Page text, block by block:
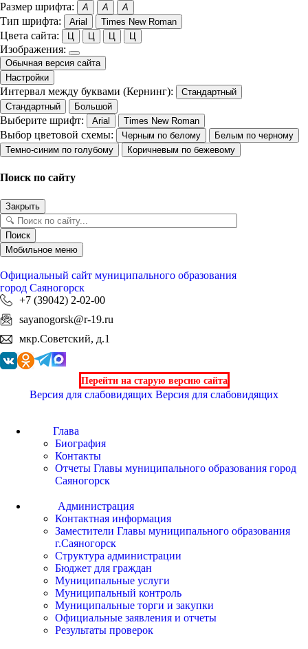
Размер шрифта: A A A
Тип шрифта: Arial Times New Roman
Цвета сайта: Ц Ц Ц Ц
Изображения:
Обычная версия сайта
Настройки
Интервал между буквами (Кернинг):
Стандартный
Стандартный
Большой
Выберите шрифт: Arial Times New Roman
Выбор цветовой схемы: Черным по белому
Белым по черному
Темно-синим по голубому
Коричневым по бежевому
Поиск по сайту
Закрыть
Поиск
Мобильное меню
Официальный сайт муниципального образования
город Саяногорск
+7 (39042) 2-02-00
sayanogorsk@r-19.ru
мкр.Советский, д.1
Перейти на старую версию сайта
Версия для слабовидящих Версия для слабовидящих
Глава
Биография
Контакты
Отчеты Главы муниципального образования город
Саяногорск
Администрация
Контактная информация
Заместители Главы муниципального образования
г.Саяногорск
Структура администрации
Бюджет для граждан
Муниципальные услуги
Муниципальный контроль
Муниципальные торги и закупки
Официальные заявления и отчеты
Результаты проверок